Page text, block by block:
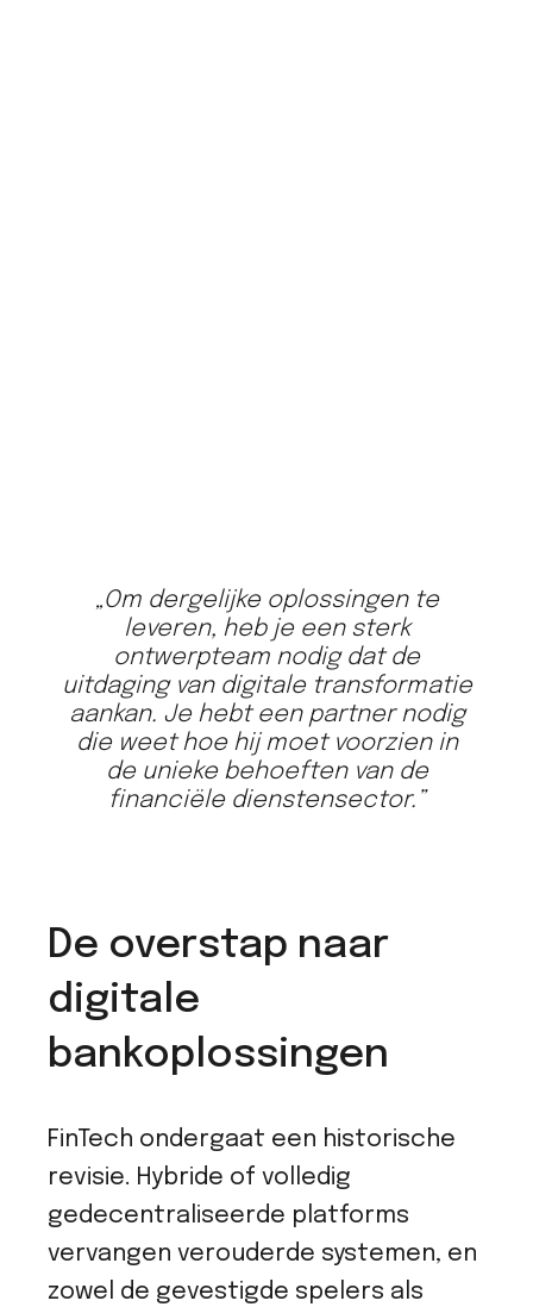
„Om dergelijke oplossingen te
leveren, heb je een sterk
ontwerpteam nodig dat de
uitdaging van digitale transformatie
aankan. Je hebt een partner nodig
die weet hoe hij moet voorzien in
de unieke behoeften van de
financiële dienstensector.”
De overstap naar
digitale
bankoplossingen
FinTech ondergaat een historische
revisie. Hybride of volledig
gedecentraliseerde platforms
vervangen verouderde systemen, en
zowel de gevestigde spelers als